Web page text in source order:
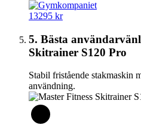
13295 kr
5. Bästa
Skitrainer S120 Pro
Stabil fristående stakmaskin
användning.